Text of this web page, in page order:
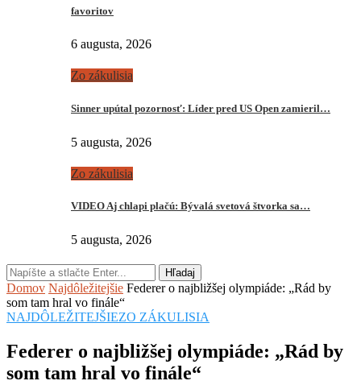
favoritov
6 augusta, 2026
Zo zákulisia
Sinner upútal pozornosť: Líder pred US Open zamieril…
5 augusta, 2026
Zo zákulisia
VIDEO Aj chlapi plačú: Bývalá svetová štvorka sa…
5 augusta, 2026
Hľadaj
Domov Najdôležitejšie Federer o najbližšej olympiáde: „Rád by
som tam hral vo finále“
NAJDÔLEŽITEJŠIEZO ZÁKULISIA
Federer o najbližšej olympiáde: „Rád by
som tam hral vo finále“